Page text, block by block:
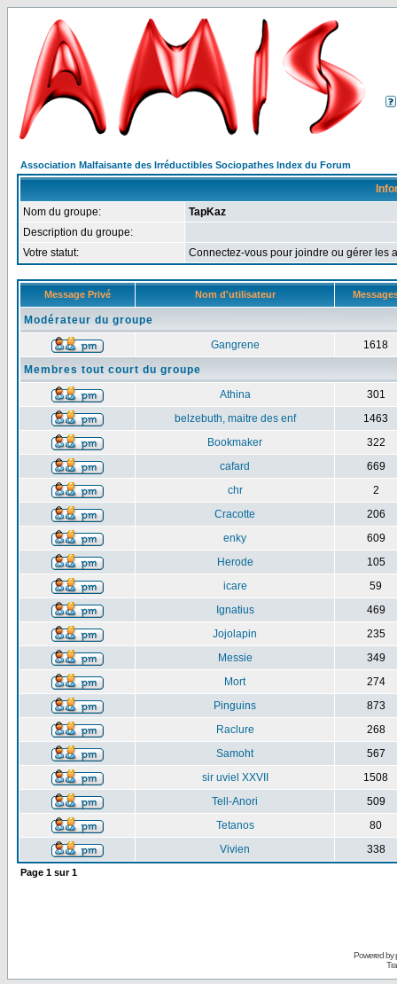
Association Malfaisante des Irréductibles Sociopathes Index du Forum
Nom du groupe:
TapKaz
Description du groupe:
Votre statut:
Connectez-vous pour joindre ou gérer
Message Privé Nom d'utilisateur
Modérateur du groupe
Gangrene
1618
Membres tout court du groupe
Athina
301
belzebuth, maitre des enf
1463
Bookmaker
322
cafard
669
chr
2
Cracotte
206
enky
609
Herode
105
icare
59
Ignatius
469
Jojolapin
235
Messie
349
Mort
274
Pinguins
873
Raclure
268
Samoht
567
sir uviel XXVII
1508
Tell-Anori
509
Tetanos
80
Vivien
338
Page 1 sur1
Powered by